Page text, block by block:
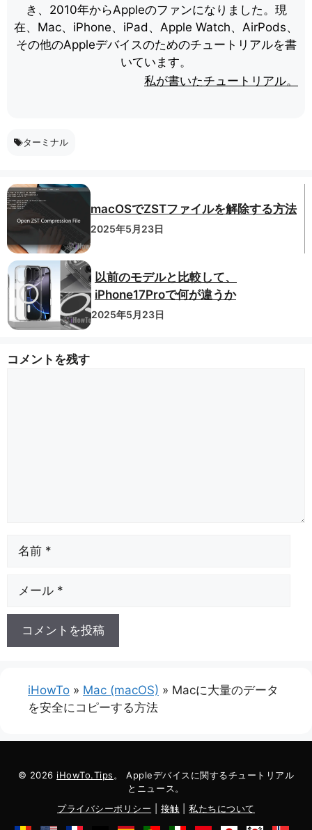
き、2010年からAppleのファンになりました。現
在、Mac、iPhone、iPad、Apple Watch、AirPods、
その他のAppleデバイスのためのチュートリアルを書
いています。
私が書いたチュートリアル。
ターミナル
macOSでZSTファイルを解除する方法
2025年5月23日
以前のモデルと比較して、
iPhone17Proで何が違うか
2025年5月23日
コメントを残す
ー
iHowTo » Mac (macOS) » Macに大量のデータ
を安全にコピーする方法
© 2026 iHowTo.Tips。 Appleデバイスに関するチュートリアル
とニュース。
プライバシーポリシー
接触 |私たちについて